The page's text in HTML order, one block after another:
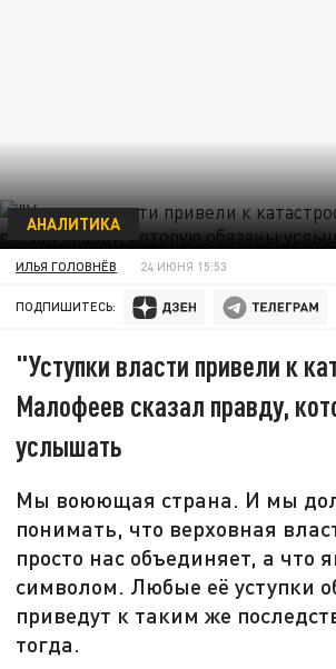
АНАЛИТИКА
ИЛЬЯ ГОЛОВНЁВ 24 ИЮНЯ 15:53
ПОДПИШИТЕСЬ:
"Уступки власти привели к
Малофеев сказал правду,
услышать
Мы воюющая страна. И мы
понимать, что верховная
просто нас объединяет, а что
символом. Любые её уступки
приведут к таким же
тогда.